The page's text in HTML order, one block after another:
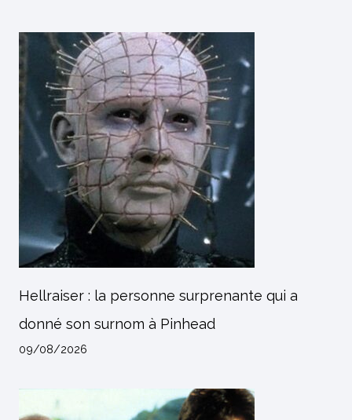
Hellraiser : la personne surprenante qui a
donné son surnom à Pinhead
09/08/2026